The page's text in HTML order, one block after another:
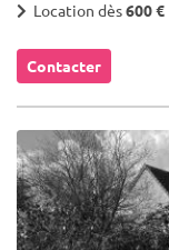
Location dès600 €
Contacter